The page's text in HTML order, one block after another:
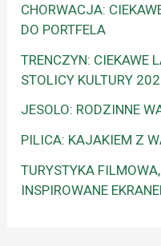
CHORWACJA:
DO PORTFELA
TRENCZYN: CIEKAWE
STOLICY KULTURY
JESOLO: RODZINNE
PILICA: KAJAKIEM Z
TURYSTYKA
INSPIROWANE